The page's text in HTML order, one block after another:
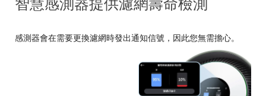
感測器會在需要更換濾網時發出通知信號，因此您無需擔心。